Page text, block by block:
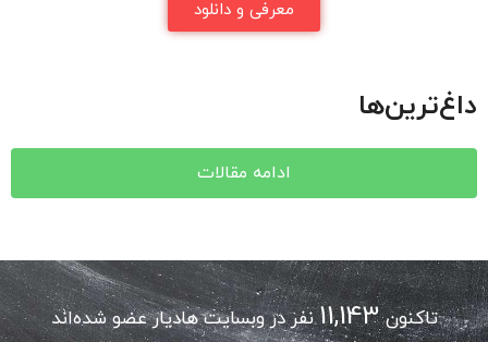
معرفی و دانلود
داغ‌ترین‌ها
ادامه مقالات
تاکنون11,143نفر در وبسایت هادیار عضو شده‌اند